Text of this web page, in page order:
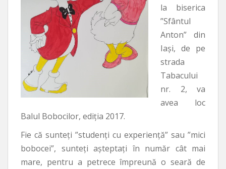
la biserica
”Sfântul
Anton” din
Iași, de pe
strada
Tabacului
nr. 2, va
avea loc
Balul Bobocilor, ediția 2017.
Fie că sunteți ”studenți cu experiență” sau ”mici
bobocei”, sunteți așteptați în număr cât mai
mare, pentru a petrece împreună o seară de